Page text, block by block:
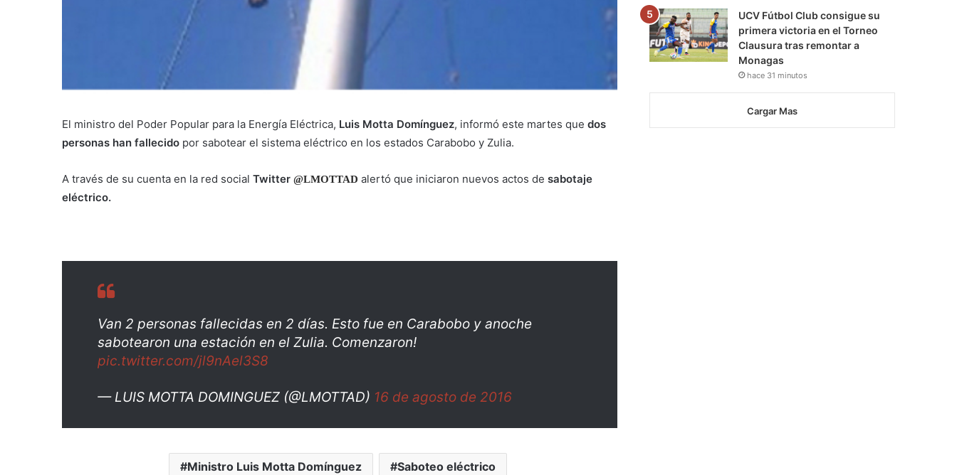
El ministro del Poder Popular para la Energía Eléctrica, Luis Motta Domínguez, informó este martes que dos
personas han fallecido por sabotear el sistema eléctrico en los estados Carabobo y Zulia.
A través de su cuenta en la red social Twitter @LMOTTAD alertó que iniciaron nuevos actos de sabotaje
eléctrico.
Van 2 personas fallecidas en 2 días. Esto fue en Carabobo y anoche
sabotearon una estación en el Zulia. Comenzaron!
pic.twitter.com/jl9nAel3S8
— LUIS MOTTA DOMINGUEZ (@LMOTTAD) 16 de agosto de 2016
Ministro Luis Motta Domínguez Saboteo eléctrico
UCV Fútbol Club consigue su
primera victoria en el Torneo
Clausura tras remontar a
Monagas
hace 31 minutos
Cargar Mas